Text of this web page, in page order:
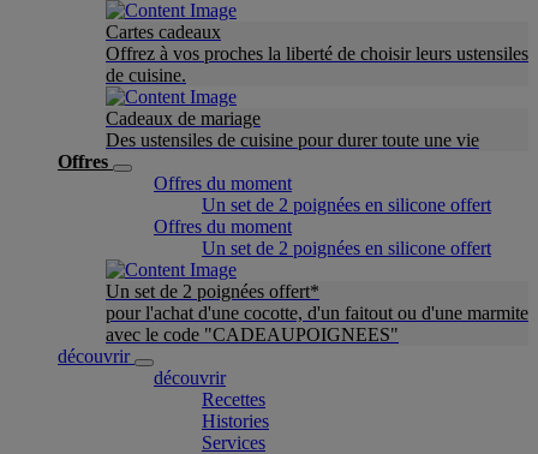
Cartes cadeaux
Offrez à vos proches la liberté de choisir leurs ustensiles
de cuisine.
Cadeaux de mariage
Des ustensiles de cuisine pour durer toute une vie
Offres
Offres du moment
Un set de 2 poignées en silicone offert
Offres du moment
Un set de 2 poignées en silicone offert
Un set de 2 poignées offert*
pour l'achat d'une cocotte, d'un faitout ou d'une marmite
avec le code "CADEAUPOIGNEES"
découvrir
découvrir
Recettes
Histories
Services